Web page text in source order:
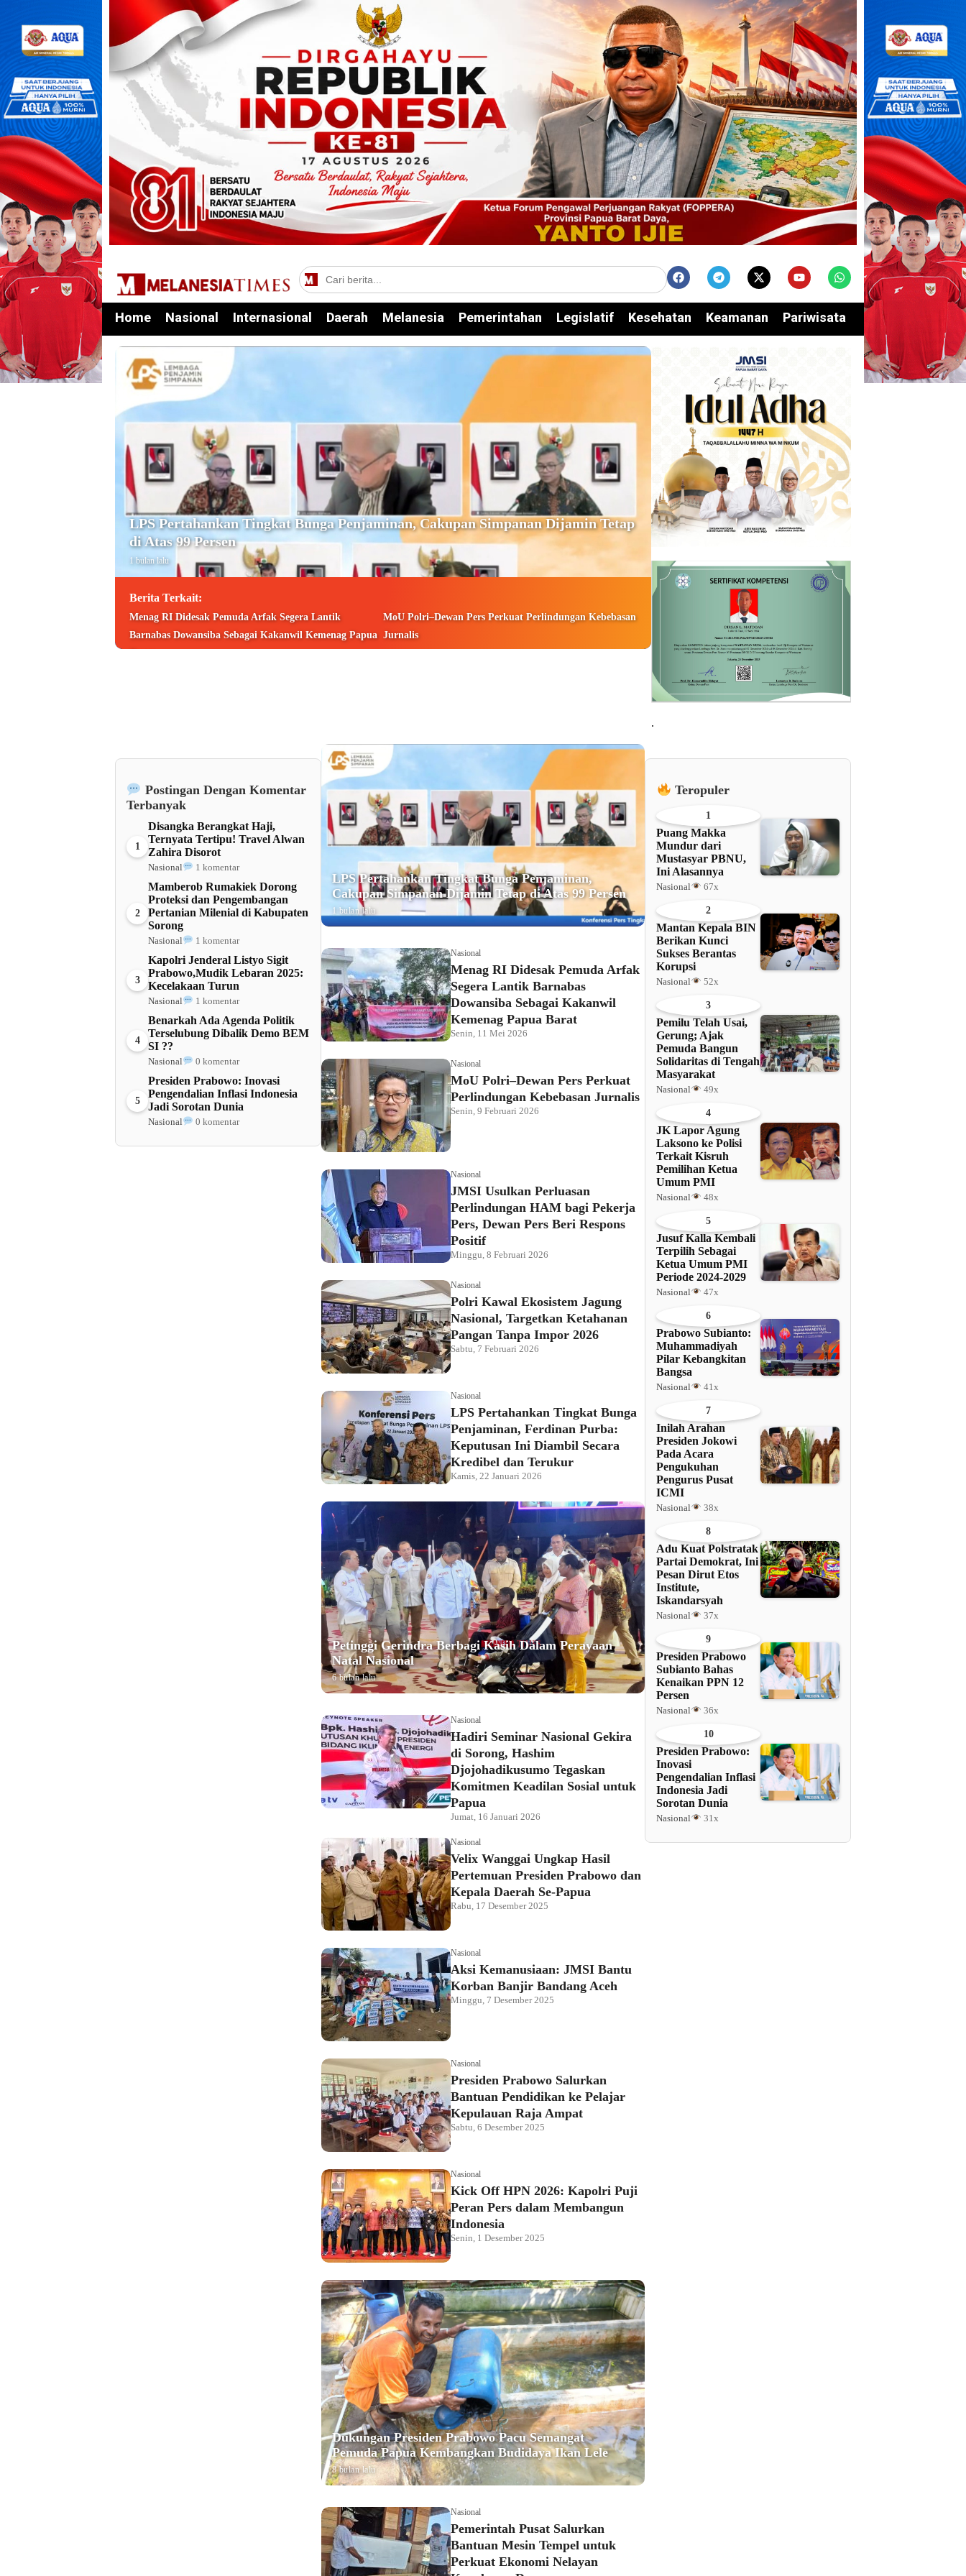
Home Nasional Internasional Daerah Melanesia Pemerintahan Legislatif Kesehatan Keamanan Pariwisata Edukasi
LPS Pertahankan Tingkat Bunga Penjaminan, Cakupan Simpanan Dijamin Tetap
di Atas 99 Persen
1 bulan lalu
Berita Terkait:
Menag RI Didesak Pemuda Arfak Segera Lantik
Barnabas Dowansiba Sebagai Kakanwil Kemenag Papua
MoU Polri–Dewan Pers Perkuat Perlindungan Kebebasan
Jurnalis
.
Postingan Dengan Komentar
Terbanyak
1
Disangka Berangkat Haji,
Ternyata Tertipu! Travel Alwan
Zahira Disorot
Nasional 1 komentar
2
Mamberob Rumakiek Dorong
Proteksi dan Pengembangan
Pertanian Milenial di Kabupaten
Sorong
Nasional 1 komentar
3
Kapolri Jenderal Listyo Sigit
Prabowo,Mudik Lebaran 2025:
Kecelakaan Turun
Nasional 1 komentar
4
Benarkah Ada Agenda Politik
Terselubung Dibalik Demo BEM
SI ??
Nasional 0 komentar
5
Presiden Prabowo: Inovasi
Pengendalian Inflasi Indonesia
Jadi Sorotan Dunia
Nasional 0 komentar
LPS Pertahankan Tingkat Bunga Penjaminan,
Cakupan Simpanan Dijamin Tetap di Atas 99 Persen
1 bulan lalu
Nasional
Menag RI Didesak Pemuda Arfak
Segera Lantik Barnabas
Dowansiba Sebagai Kakanwil
Kemenag Papua Barat
Senin, 11 Mei 2026
Nasional
MoU Polri–Dewan Pers Perkuat
Perlindungan Kebebasan Jurnalis
Senin, 9 Februari 2026
Nasional
JMSI Usulkan Perluasan
Perlindungan HAM bagi Pekerja
Pers, Dewan Pers Beri Respons
Positif
Minggu, 8 Februari 2026
Nasional
Polri Kawal Ekosistem Jagung
Nasional, Targetkan Ketahanan
Pangan Tanpa Impor 2026
Sabtu, 7 Februari 2026
Nasional
LPS Pertahankan Tingkat Bunga
Penjaminan, Ferdinan Purba:
Keputusan Ini Diambil Secara
Kredibel dan Terukur
Kamis, 22 Januari 2026
Petinggi Gerindra Berbagi Kasih Dalam Perayaan
Natal Nasional
6 bulan lalu
Nasional
Hadiri Seminar Nasional Gekira
di Sorong, Hashim
Djojohadikusumo Tegaskan
Komitmen Keadilan Sosial untuk
Papua
Jumat, 16 Januari 2026
Nasional
Velix Wanggai Ungkap Hasil
Pertemuan Presiden Prabowo dan
Kepala Daerah Se-Papua
Rabu, 17 Desember 2025
Nasional
Aksi Kemanusiaan: JMSI Bantu
Korban Banjir Bandang Aceh
Minggu, 7 Desember 2025
Nasional
Presiden Prabowo Salurkan
Bantuan Pendidikan ke Pelajar
Kepulauan Raja Ampat
Sabtu, 6 Desember 2025
Nasional
Kick Off HPN 2026: Kapolri Puji
Peran Pers dalam Membangun
Indonesia
Senin, 1 Desember 2025
Dukungan Presiden Prabowo Pacu Semangat
Pemuda Papua Kembangkan Budidaya Ikan Lele
8 bulan lalu
Nasional
Pemerintah Pusat Salurkan
Bantuan Mesin Tempel untuk
Perkuat Ekonomi Nelayan
Teropuler
1
Puang Makka
Mundur dari
Mustasyar PBNU,
Ini Alasannya
Nasional 67x
2
Mantan Kepala BIN
Berikan Kunci
Sukses Berantas
Korupsi
Nasional 52x
3
Pemilu Telah Usai,
Gerung; Ajak
Pemuda Bangun
Solidaritas di Tengah
Masyarakat
Nasional 49x
4
JK Lapor Agung
Laksono ke Polisi
Terkait Kisruh
Pemilihan Ketua
Umum PMI
Nasional 48x
5
Jusuf Kalla Kembali
Terpilih Sebagai
Ketua Umum PMI
Periode 2024-2029
Nasional 47x
6
Prabowo Subianto:
Muhammadiyah
Pilar Kebangkitan
Bangsa
Nasional 41x
7
Inilah Arahan
Presiden Jokowi
Pada Acara
Pengukuhan
Pengurus Pusat
ICMI
Nasional 38x
8
Adu Kuat Polstratak
Partai Demokrat, Ini
Pesan Dirut Etos
Institute,
Iskandarsyah
Nasional 37x
9
Presiden Prabowo
Subianto Bahas
Kenaikan PPN 12
Persen
Nasional 36x
10
Presiden Prabowo:
Inovasi
Pengendalian Inflasi
Indonesia Jadi
Sorotan Dunia
Nasional 31x